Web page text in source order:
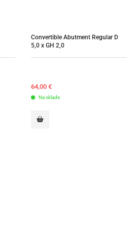
Convertible Abutment Regular D
5,0 x GH 2,0
64,00 €
Na sklade